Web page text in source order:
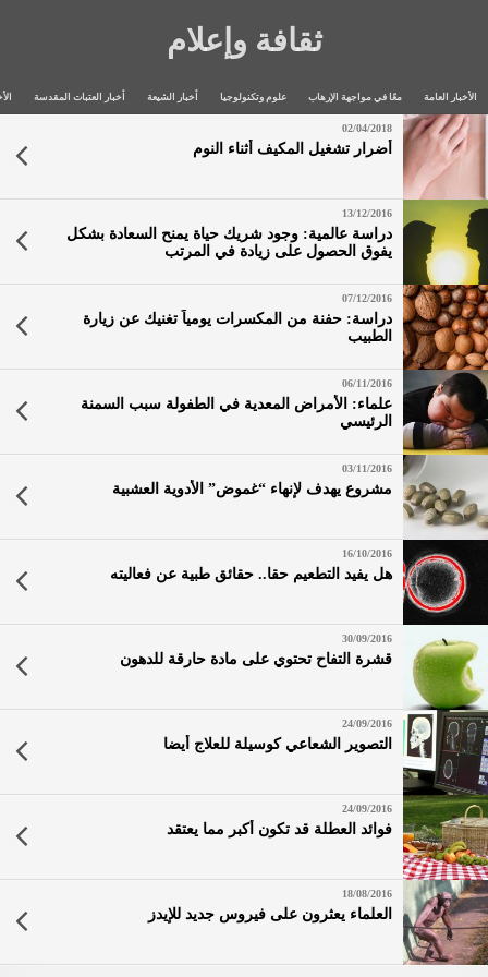
ثقافة وإعلام
الأخبار العامة معًا في مواجهة الإرهاب علوم وتكنولوجيا أخبار الشيعة أخبار العتبات المقدسة
02/04/2018
أضرار تشغيل المكيف أثناء النوم
13/12/2016
دراسة عالمية: وجود شريك حياة يمنح السعادة بشكل
يفوق الحصول على زيادة في المرتب
07/12/2016
دراسة: حفنة من المكسرات يومياً تغنيك عن زيارة
الطبيب
06/11/2016
علماء: الأمراض المعدية في الطفولة سبب السمنة
الرئيسي
03/11/2016
مشروع يهدف لإنهاء “غموض” الأدوية العشبية
16/10/2016
هل يفيد التطعيم حقا.. حقائق طبية عن فعاليته
30/09/2016
قشرة التفاح تحتوي على مادة حارقة للدهون
24/09/2016
التصوير الشعاعي كوسيلة للعلاج أيضا
24/09/2016
فوائد العطلة قد تكون أكبر مما يعتقد
18/08/2016
العلماء يعثرون على فيروس جديد للإيدز